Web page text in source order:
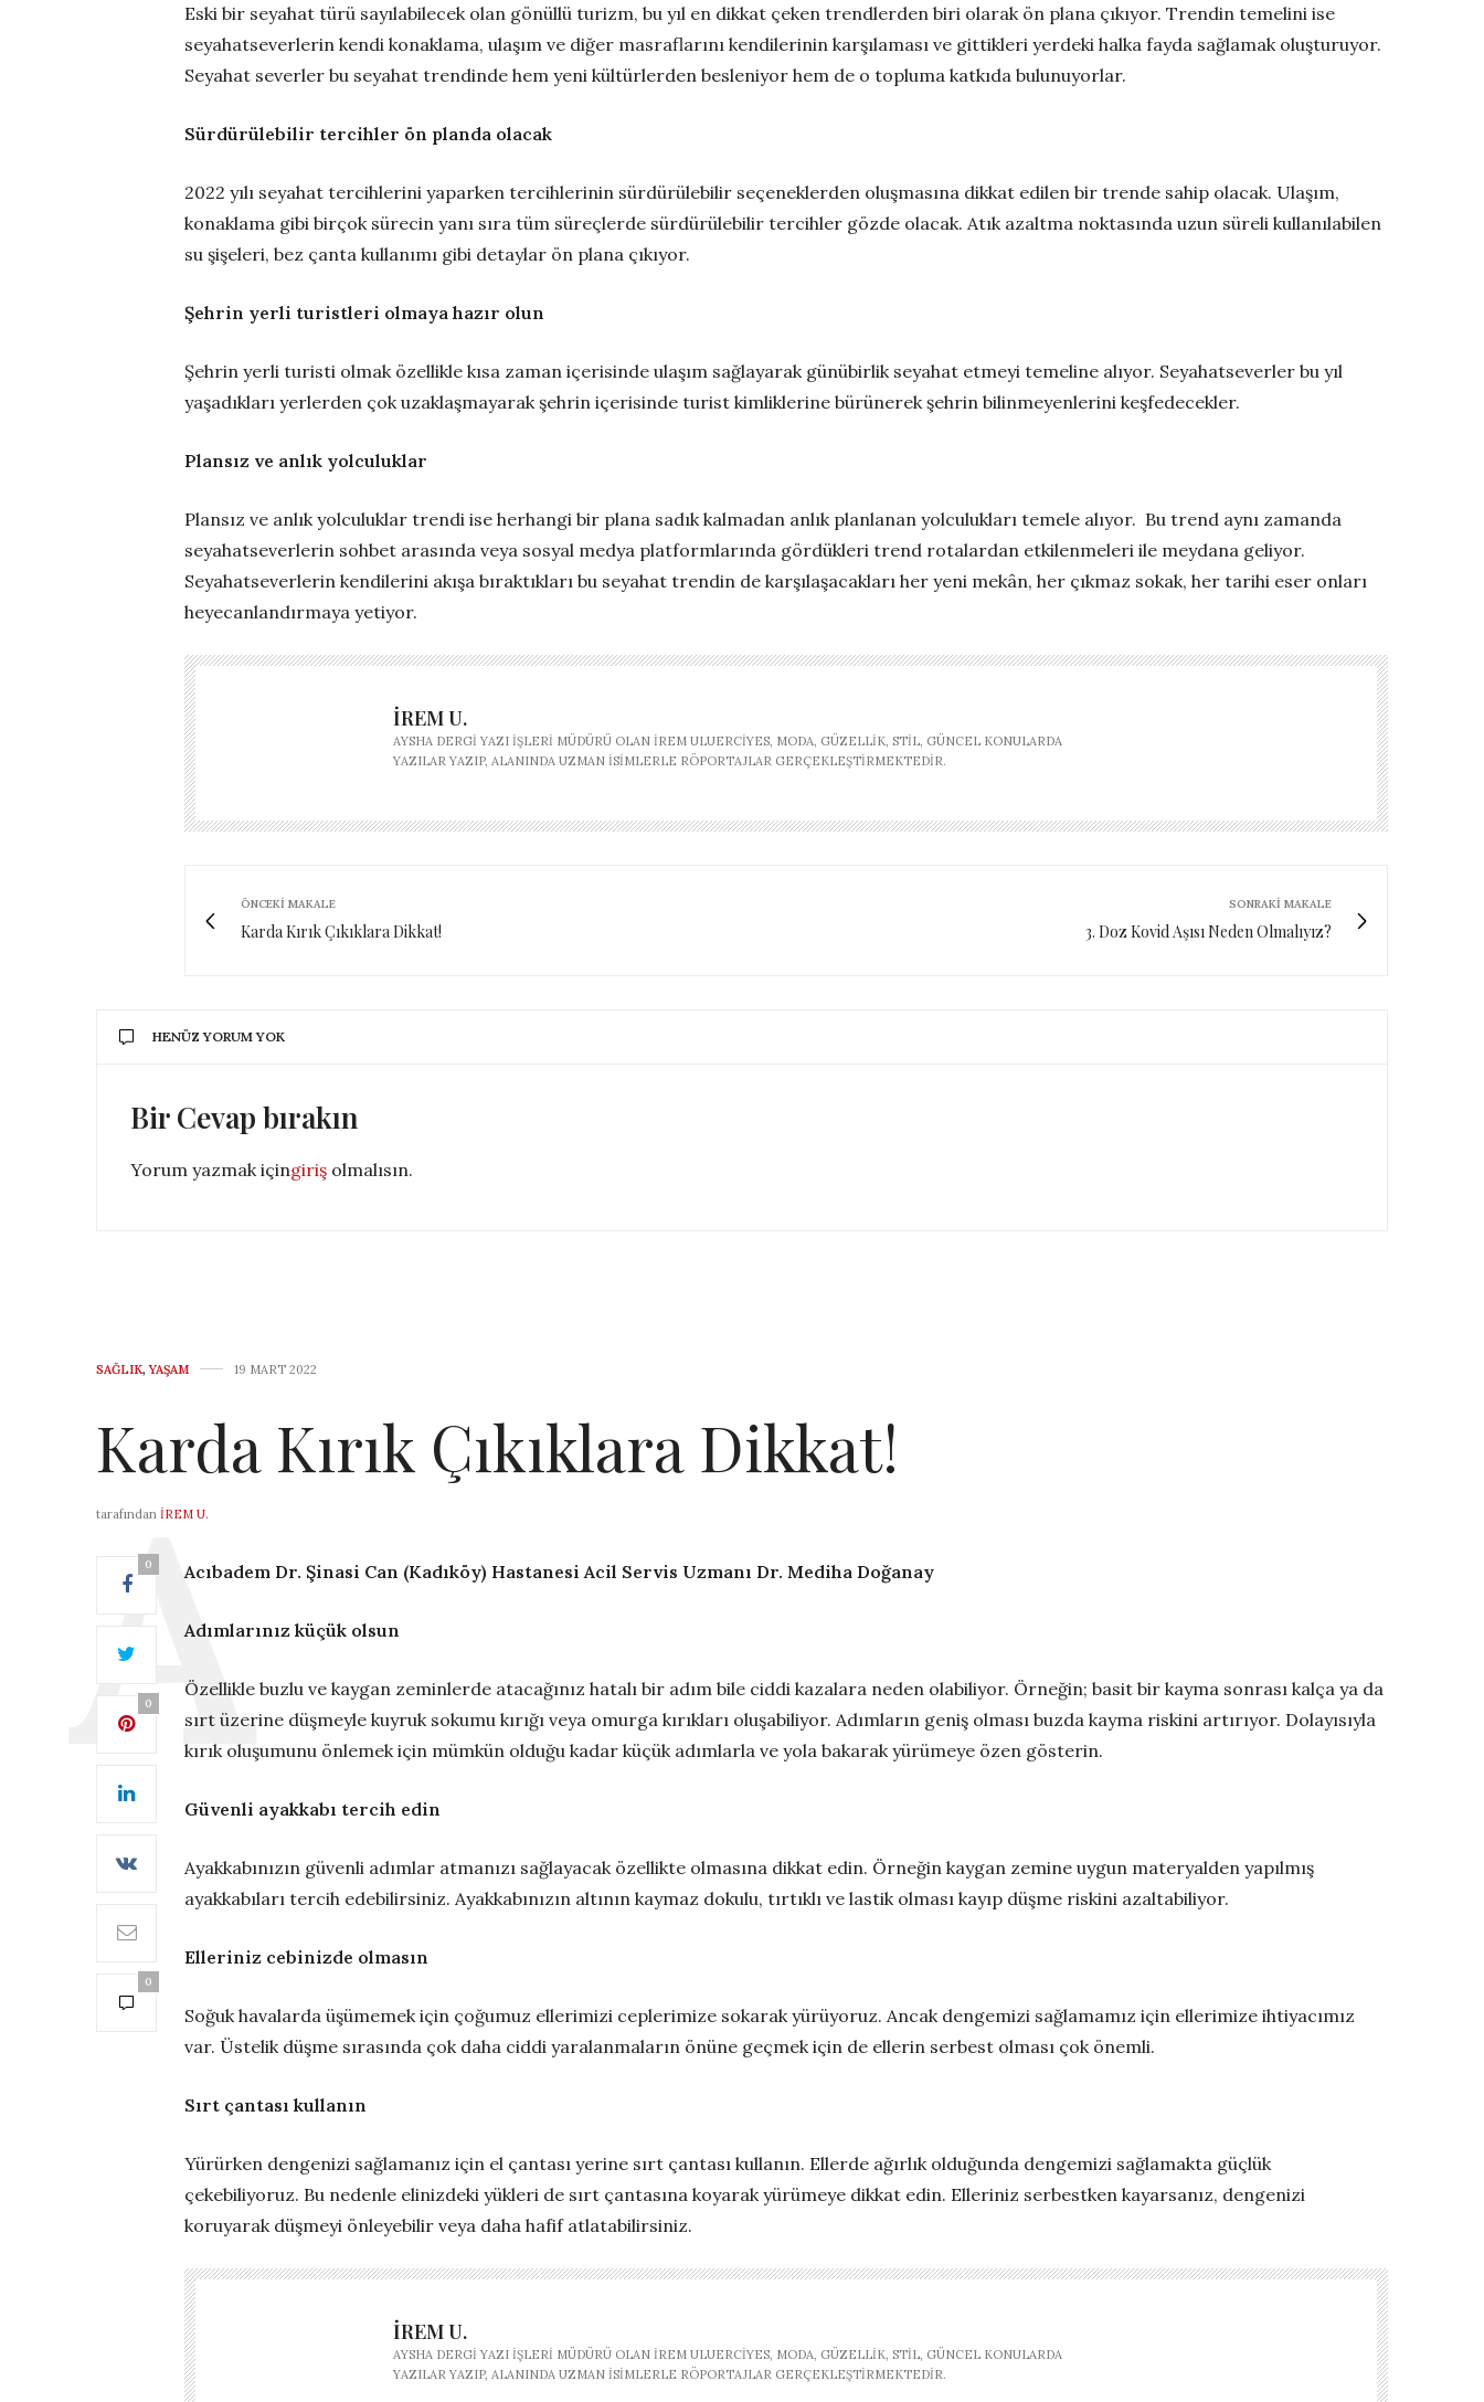
Eski bir seyahat türü sayılabilecek olan gönüllü turizm, bu yıl en dikkat çeken trendlerden biri olarak ön plana çıkıyor. Trendin temelini ise
seyahatseverlerin kendi konaklama, ulaşım ve diğer masraflarını kendilerinin karşılaması ve gittikleri yerdeki halka fayda sağlamak oluşturuyor.
Seyahat severler bu seyahat trendinde hem yeni kültürlerden besleniyor hem de o topluma katkıda bulunuyorlar.
Sürdürülebilir tercihler ön planda olacak
2022 yılı seyahat tercihlerini yaparken tercihlerinin sürdürülebilir seçeneklerden oluşmasına dikkat edilen bir trende sahip olacak. Ulaşım,
konaklama gibi birçok sürecin yanı sıra tüm süreçlerde sürdürülebilir tercihler gözde olacak. Atık azaltma noktasında uzun süreli kullanılabilen
su şişeleri, bez çanta kullanımı gibi detaylar ön plana çıkıyor.
Şehrin yerli turistleri olmaya hazır olun
Şehrin yerli turisti olmak özellikle kısa zaman içerisinde ulaşım sağlayarak günübirlik seyahat etmeyi temeline alıyor. Seyahatseverler bu yıl
yaşadıkları yerlerden çok uzaklaşmayarak şehrin içerisinde turist kimliklerine bürünerek şehrin bilinmeyenlerini keşfedecekler.
Plansız ve anlık yolculuklar
Plansız ve anlık yolculuklar trendi ise herhangi bir plana sadık kalmadan anlık planlanan yolculukları temele alıyor. Bu trend aynı zamanda
seyahatseverlerin sohbet arasında veya sosyal medya platformlarında gördükleri trend rotalardan etkilenmeleri ile meydana geliyor.
Seyahatseverlerin kendilerini akışa bıraktıkları bu seyahat trendin de karşılaşacakları her yeni mekân, her çıkmaz sokak, her tarihi eser onları
heyecanlandırmaya yetiyor.
İREM U.
AYSHA DERGI YAZI İŞLERI MÜDÜRÜ OLAN İREM ULUERCIYES, MODA, GÜZELLIK, STIL, GÜNCEL KONULARDA
YAZILAR YAZIP, ALANINDA UZMAN ISIMLERLE RÖPORTAJLAR GERÇEKLEŞTIRMEKTEDIR.
ÖNCEKI MAKALE
Karda Kırık Çıkıklara Dikkat!
SONRAKI MAKALE
3. Doz Kovid Aşısı Neden Olmalıyız?
HENÜZ YORUM YOK
Bir Cevap bırakın
Yorum yazmak içingiriş olmalısın.
SAĞLIK, YAŞAM 19 MART 2022
Karda Kırık Çıkıklara Dikkat!
tarafından İREM U.
0
0
0
Acıbadem Dr. Şinasi Can (Kadıköy) Hastanesi Acil Servis Uzmanı Dr. Mediha Doğanay
Adımlarınız küçük olsun
Özellikle buzlu ve kaygan zeminlerde atacağınız hatalı bir adım bile ciddi kazalara neden olabiliyor. Örneğin; basit bir kayma sonrası kalça ya da
sırt üzerine düşmeyle kuyruk sokumu kırığı veya omurga kırıkları oluşabiliyor. Adımların geniş olması buzda kayma riskini artırıyor. Dolayısıyla
kırık oluşumunu önlemek için mümkün olduğu kadar küçük adımlarla ve yola bakarak yürümeye özen gösterin.
Güvenli ayakkabı tercih edin
Ayakkabınızın güvenli adımlar atmanızı sağlayacak özellikte olmasına dikkat edin. Örneğin kaygan zemine uygun materyalden yapılmış
ayakkabıları tercih edebilirsiniz. Ayakkabınızın altının kaymaz dokulu, tırtıklı ve lastik olması kayıp düşme riskini azaltabiliyor.
Elleriniz cebinizde olmasın
Soğuk havalarda üşümemek için çoğumuz ellerimizi ceplerimize sokarak yürüyoruz. Ancak dengemizi sağlamamız için ellerimize ihtiyacımız
var. Üstelik düşme sırasında çok daha ciddi yaralanmaların önüne geçmek için de ellerin serbest olması çok önemli.
Sırt çantası kullanın
Yürürken dengenizi sağlamanız için el çantası yerine sırt çantası kullanın. Ellerde ağırlık olduğunda dengemizi sağlamakta güçlük
çekebiliyoruz. Bu nedenle elinizdeki yükleri de sırt çantasına koyarak yürümeye dikkat edin. Elleriniz serbestken kayarsanız, dengenizi
koruyarak düşmeyi önleyebilir veya daha hafif atlatabilirsiniz.
İREM U.
AYSHA DERGI YAZI İŞLERI MÜDÜRÜ OLAN İREM ULUERCIYES, MODA, GÜZELLIK, STIL, GÜNCEL KONULARDA
YAZILAR YAZIP, ALANINDA UZMAN ISIMLERLE RÖPORTAJLAR GERÇEKLEŞTIRMEKTEDIR.